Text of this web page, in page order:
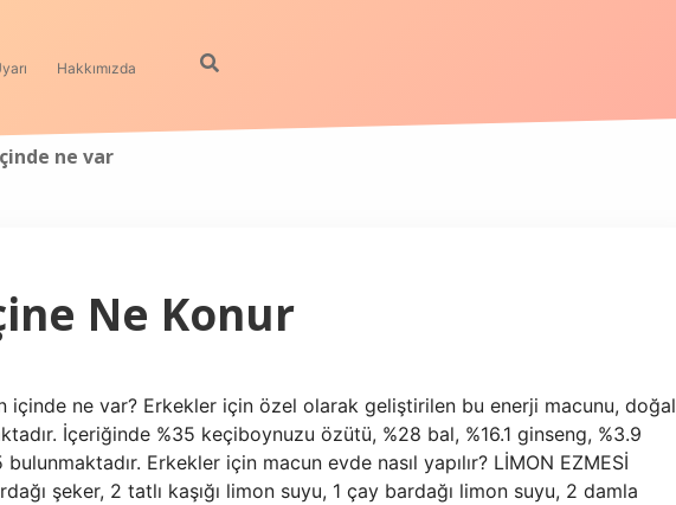
Hakkımızda
ne var
Ne Konur
içinde ne var? Erkekler için özel olarak geliştirilen bu enerji macunu, doğal
İçeriğinde %35 keçiboynuzu özütü, %28 bal, %16.1 ginseng, %3.9
Erkekler için macun evde nasıl yapılır? LİMON EZMESİ
şeker, 2 tatlı kaşığı limon suyu, 1 çay bardağı limon suyu, 2 damla